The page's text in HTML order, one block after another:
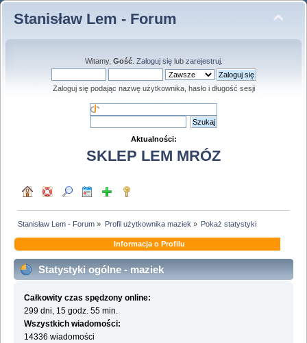
Stanisław Lem - Forum
Witamy, Gość. Zaloguj sięlub zarejestruj.
Zaloguj się podając nazwę użytkownika, hasło i długość sesji
Aktualności:
SKLEP LEM MRÓZ
Stanisław Lem - Forum » Profil użytkownika maziek » Pokaż statystyki
Informacja o Profilu
Statystyki ogólne - maziek
Całkowity czas spędzony online:
299 dni, 15 godz. 55 min.
Wszystkich wiadomości:
14336 wiadomości